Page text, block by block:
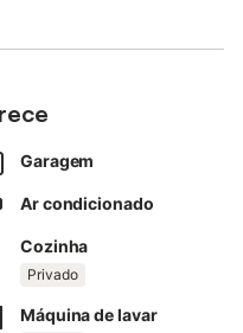
área exterior privada com
churrascos.
praia e as ligações de
distância a pé.
na rua e um lugar de
fumar e celebrar
dispositivos de gravação
Garagem
Ar condicionado
Cozinha
Privado
Máquina de lavar